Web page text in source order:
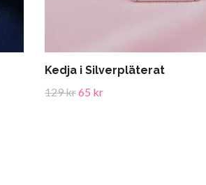
Kedja i Silverpläterat
129 kr65 kr